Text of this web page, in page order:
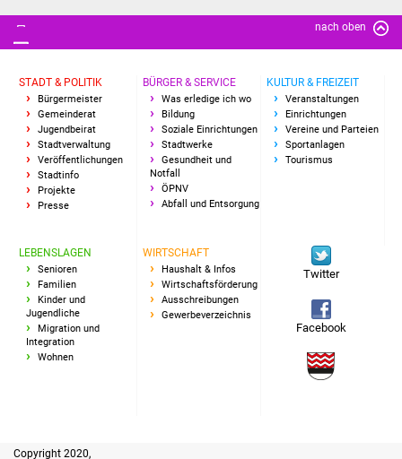
Lebenslagen
Stadtseniorenrat
Sommerwochen für
Ältere
Seniorenwohn- und
Familien
Familientreff
Kinder und Jugendliche
nach oben
STADT & POLITIK
Bürgermeister
Gemeinderat
Jugendbeirat
Stadtverwaltung
Veröffentlichungen
Stadtinfo
Projekte
Presse
BÜRGER & SERVICE
Was erledige ich wo
Bildung
Soziale Einrichtungen
Stadtwerke
Gesundheit und
Notfall
ÖPNV
Abfall und Entsorgung
KULTUR & FREIZEIT
Veranstaltungen
Einrichtungen
Vereine und Parteien
Sportanlagen
Tourismus
LEBENSLAGEN
Senioren
Familien
Kinder und
Jugendliche
Migration und
Integration
Wohnen
WIRTSCHAFT
Haushalt & Infos
Wirtschaftsförderung
Ausschreibungen
Gewerbeverzeichnis
Twitter
Facebook
Copyright 2020,